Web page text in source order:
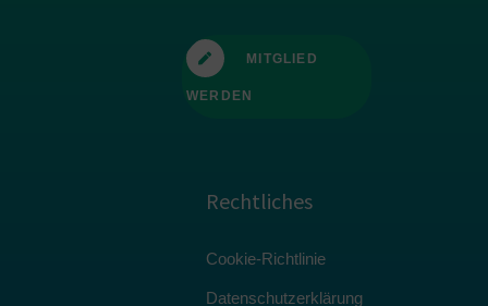
MITGLIED
WERDEN
Rechtliches
Cookie-Richtlinie
Datenschutzerklärung